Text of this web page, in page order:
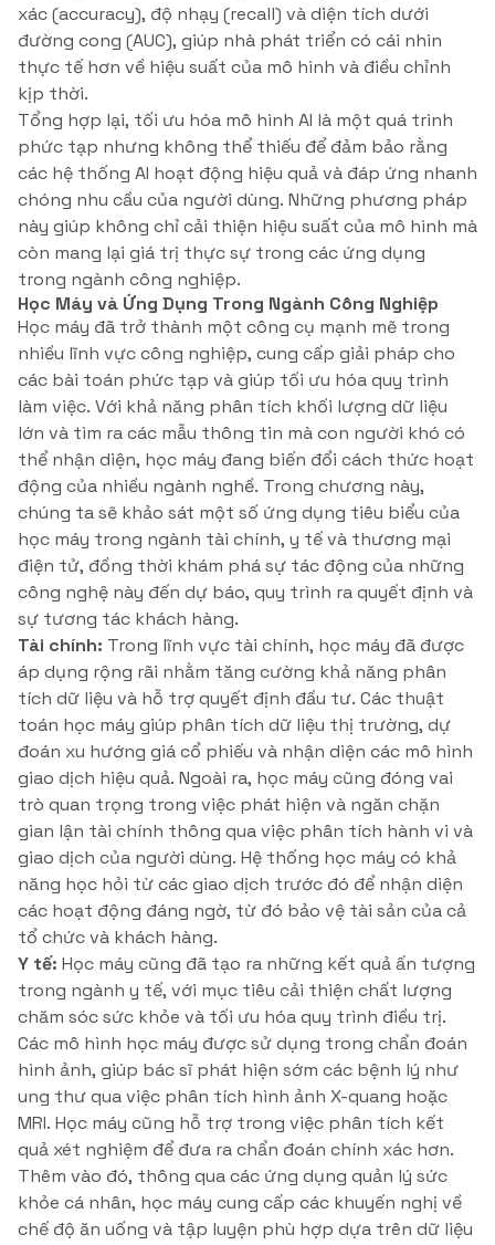
xác (accuracy), độ nhạy (recall) và diện tích dưới
đường cong (AUC), giúp nhà phát triển có cái nhìn
thực tế hơn về hiệu suất của mô hình và điều chỉnh
kịp thời.
Tổng hợp lại, tối ưu hóa mô hình AI là một quá trình
phức tạp nhưng không thể thiếu để đảm bảo rằng
các hệ thống AI hoạt động hiệu quả và đáp ứng nhanh
chóng nhu cầu của người dùng. Những phương pháp
này giúp không chỉ cải thiện hiệu suất của mô hình mà
còn mang lại giá trị thực sự trong các ứng dụng
trong ngành công nghiệp.
Học Máy và Ứng Dụng Trong Ngành Công Nghiệp
Học máy đã trở thành một công cụ mạnh mẽ trong
nhiều lĩnh vực công nghiệp, cung cấp giải pháp cho
các bài toán phức tạp và giúp tối ưu hóa quy trình
làm việc. Với khả năng phân tích khối lượng dữ liệu
lớn và tìm ra các mẫu thông tin mà con người khó có
thể nhận diện, học máy đang biến đổi cách thức hoạt
động của nhiều ngành nghề. Trong chương này,
chúng ta sẽ khảo sát một số ứng dụng tiêu biểu của
học máy trong ngành tài chính, y tế và thương mại
điện tử, đồng thời khám phá sự tác động của những
công nghệ này đến dự báo, quy trình ra quyết định và
sự tương tác khách hàng.
Tài chính: Trong lĩnh vực tài chính, học máy đã được
áp dụng rộng rãi nhằm tăng cường khả năng phân
tích dữ liệu và hỗ trợ quyết định đầu tư. Các thuật
toán học máy giúp phân tích dữ liệu thị trường, dự
đoán xu hướng giá cổ phiếu và nhận diện các mô hình
giao dịch hiệu quả. Ngoài ra, học máy cũng đóng vai
trò quan trọng trong việc phát hiện và ngăn chặn
gian lận tài chính thông qua việc phân tích hành vi và
giao dịch của người dùng. Hệ thống học máy có khả
năng học hỏi từ các giao dịch trước đó để nhận diện
các hoạt động đáng ngờ, từ đó bảo vệ tài sản của cả
tổ chức và khách hàng.
Y tế: Học máy cũng đã tạo ra những kết quả ấn tượng
trong ngành y tế, với mục tiêu cải thiện chất lượng
chăm sóc sức khỏe và tối ưu hóa quy trình điều trị.
Các mô hình học máy được sử dụng trong chẩn đoán
hình ảnh, giúp bác sĩ phát hiện sớm các bệnh lý như
ung thư qua việc phân tích hình ảnh X-quang hoặc
MRI. Học máy cũng hỗ trợ trong việc phân tích kết
quả xét nghiệm để đưa ra chẩn đoán chính xác hơn.
Thêm vào đó, thông qua các ứng dụng quản lý sức
khỏe cá nhân, học máy cung cấp các khuyến nghị về
chế độ ăn uống và tập luyện phù hợp dựa trên dữ liệu